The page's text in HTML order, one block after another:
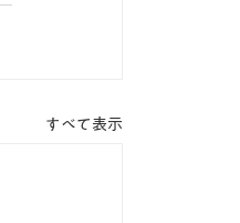
すべて表示